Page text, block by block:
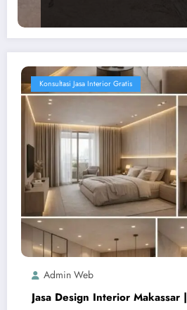
Konsultasi Jasa Interior Gratis
Admin Web
Jasa Design Interior Makassar